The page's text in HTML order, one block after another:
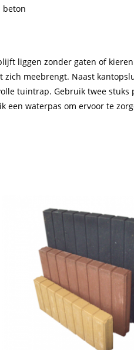
beton
liggen zonder gaten of
meebrengt. Naast
tuintrap. Gebruik twee stuks
een waterpas om ervoor te